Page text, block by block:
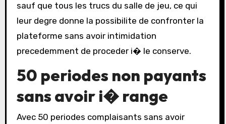
sauf que tous les trucs du salle de jeu, ce qui
leur degre donne la possibilite de confronter la
plateforme sans avoir intimidation
precedemment de proceder i� le conserve.
50 periodes non payants
sans avoir i� range
Avec 50 periodes complaisants sans avoir